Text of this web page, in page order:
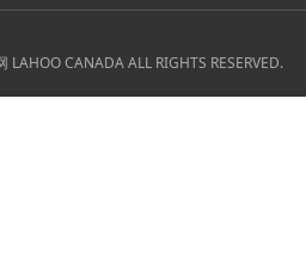
CANADA ALL RIGHTS RESERVED.